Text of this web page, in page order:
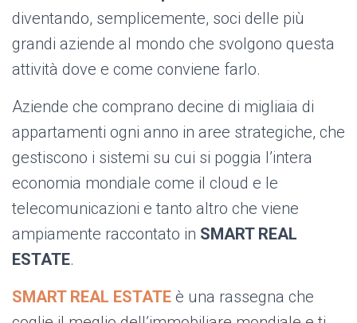
diventando, semplicemente, soci delle più
grandi aziende al mondo che svolgono questa
attività dove e come conviene farlo.
Aziende che comprano decine di migliaia di
appartamenti ogni anno in aree strategiche, che
gestiscono i sistemi su cui si poggia l’intera
economia mondiale come il cloud e le
telecomunicazioni e tanto altro che viene
ampiamente raccontato in SMART REAL
ESTATE.
SMART REAL ESTATE è una rassegna che